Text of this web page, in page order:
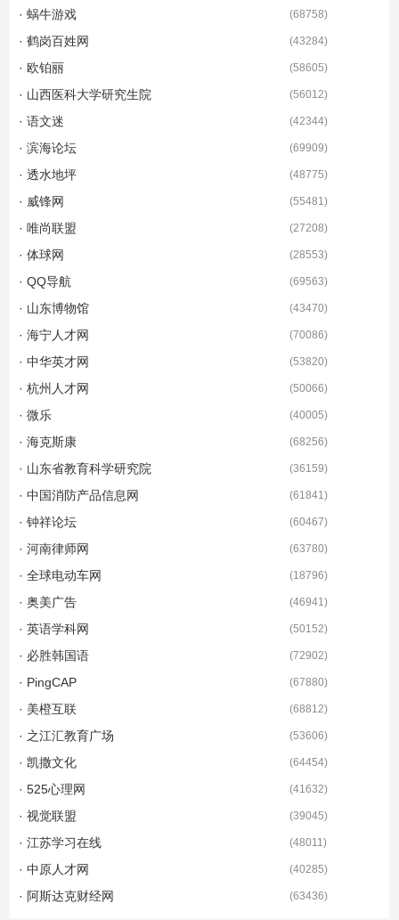
· 蜗牛游戏 (68758)
· 鹤岗百姓网 (43284)
· 欧铂丽 (58605)
· 山西医科大学研究生院 (56012)
· 语文迷 (42344)
· 滨海论坛 (69909)
· 透水地坪 (48775)
· 威锋网 (55481)
· 唯尚联盟 (27208)
· 体球网 (28553)
· QQ导航 (69563)
· 山东博物馆 (43470)
· 海宁人才网 (70086)
· 中华英才网 (53820)
· 杭州人才网 (50066)
· 微乐 (40005)
· 海克斯康 (68256)
· 山东省教育科学研究院 (36159)
· 中国消防产品信息网 (61841)
· 钟祥论坛 (60467)
· 河南律师网 (63780)
· 全球电动车网 (18796)
· 奥美广告 (46941)
· 英语学科网 (50152)
· 必胜韩国语 (72902)
· PingCAP (67880)
· 美橙互联 (68812)
· 之江汇教育广场 (53606)
· 凯撒文化 (64454)
· 525心理网 (41632)
· 视觉联盟 (39045)
· 江苏学习在线 (48011)
· 中原人才网 (40285)
· 阿斯达克财经网 (63436)